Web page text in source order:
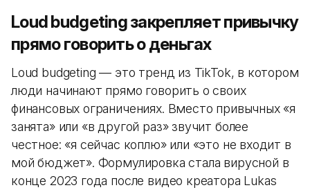
Loud budgeting закрепляет привычку
прямо говорить о деньгах
Loud budgeting — это тренд из TikTok, в котором
люди начинают прямо говорить о своих
финансовых ограничениях. Вместо привычных «я
занята» или «в другой раз» звучит более
честное: «я сейчас коплю» или «это не входит в
мой бюджет». Формулировка стала вирусной в
конце 2023 года после видео креатора Lukas